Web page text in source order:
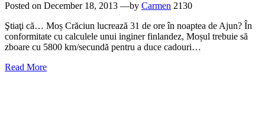
Posted on December 18, 2013 —by Carmen 2130
Ştiaţi că… Moș Crăciun lucrează 31 de ore în noaptea de Ajun? În
conformitate cu calculele unui inginer finlandez, Moșul trebuie să
zboare cu 5800 km/secundă pentru a duce cadouri…
Read More